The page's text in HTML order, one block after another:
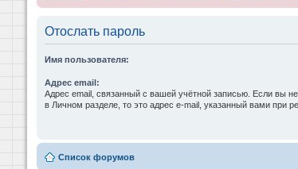
Отослать пароль
Имя пользователя:
Адрес email:
Адрес email, связанный с вашей учётной записью. Если вы
в Личном разделе, то это адрес e-mail, указанный вами при
Список форумов